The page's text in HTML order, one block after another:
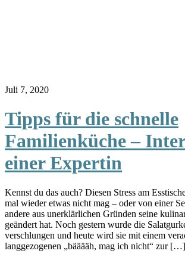
Juli 7, 2020
Tipps für die schnelle
Familienküche –
einer Expertin
Kennst du das auch? Diesen Stress am
mal wieder etwas nicht mag – oder von einer
andere aus unerklärlichen Gründen seine
geändert hat. Noch gestern wurde die
verschlungen und heute wird sie mit einem
langgezogenen „bääääh, mag ich nicht“ zur […]